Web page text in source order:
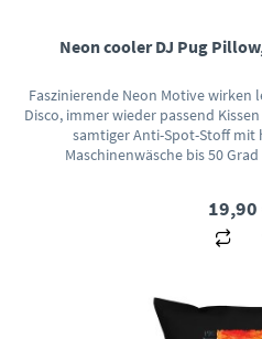
Neon cooler DJ Pug
Faszinierende Neon Motive wirken
Disco, immer wieder passend
samtiger Anti-Spot-Stoff
Maschinenwäsche bis 50
19,90